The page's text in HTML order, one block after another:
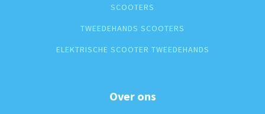
SCOOTERS
TWEEDEHANDS SCOOTERS
ELEKTRISCHE SCOOTER TWEEDEHANDS
Over ons